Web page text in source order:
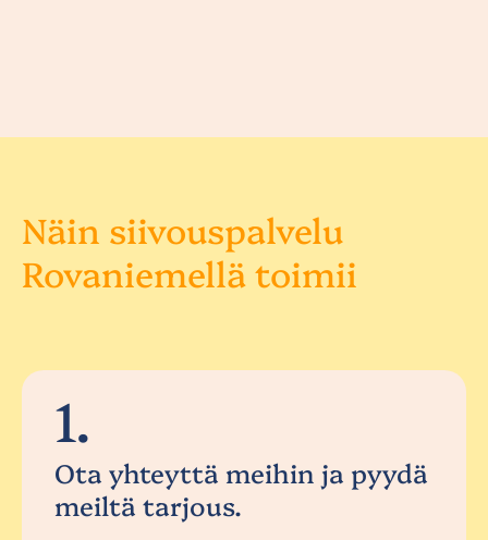
Näin siivouspalvelu
Rovaniemellä toimii
1.
Ota yhteyttä meihin ja pyydä
meiltä tarjous.